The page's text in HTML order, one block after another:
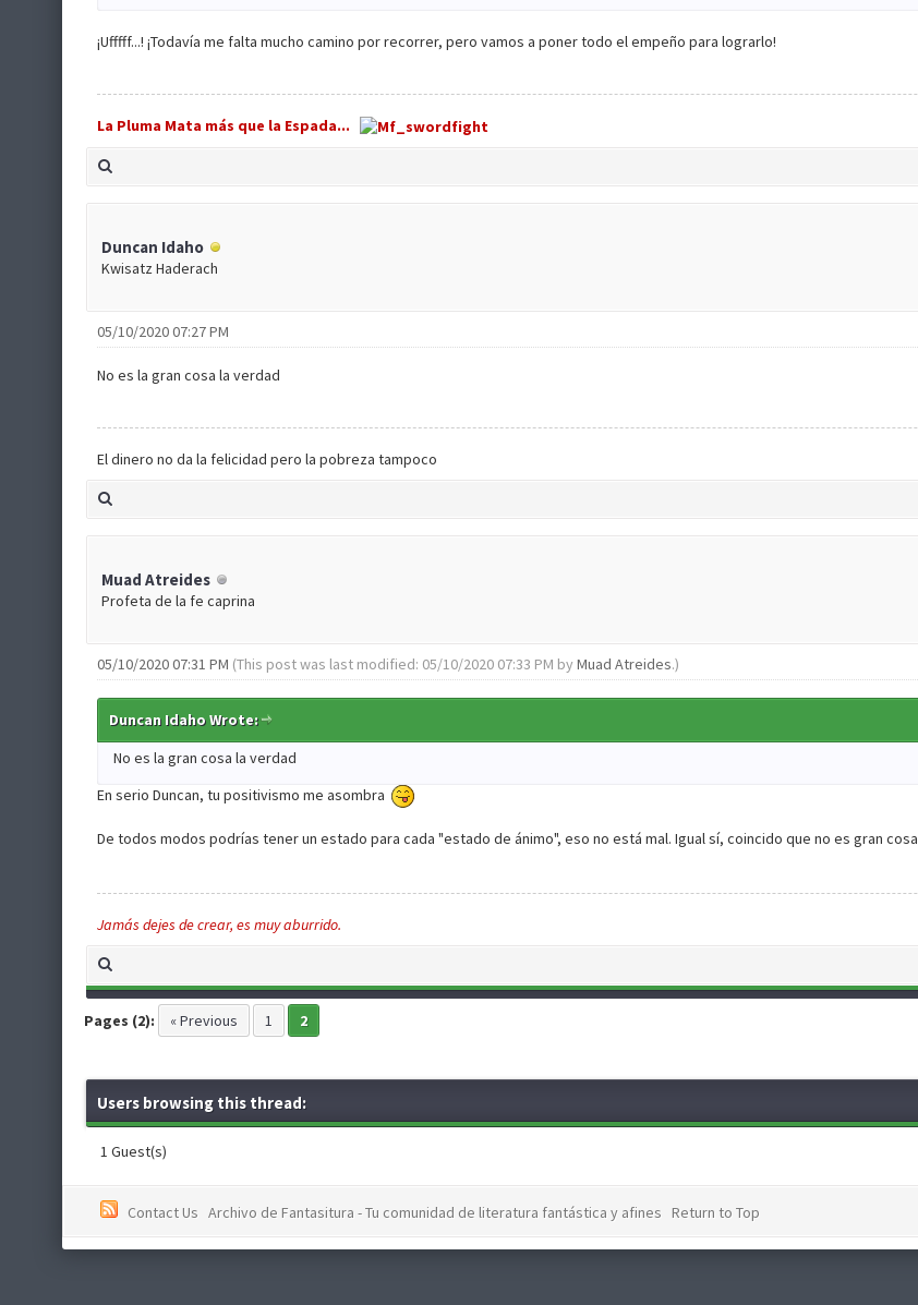
¡Ufffff...! ¡Todavía me falta mucho camino por recorrer, pero vamos a poner todo el empeño para lograrlo!
La Pluma Mata más que la Espada...
Duncan Idaho
Kwisatz Haderach
05/10/2020 07:27 PM
No es la gran cosa la verdad
El dinero no da la felicidad pero la pobreza tampoco
Muad Atreides
Profeta de la fe caprina
05/10/2020 07:31 PM (This post was last modified: 05/10/2020 07:33 PM by Muad Atreides.)
Duncan Idaho Wrote:
No es la gran cosa la verdad
En serio Duncan, tu positivismo me asombra
De todos modos podrías tener un estado para cada "estado de ánimo", eso no está mal. Igual sí, coincido que no es gran cosa
Jamás dejes de crear, es muy aburrido.
Pages (2): « Previous 1 2
Users browsing this thread:
1 Guest(s)
Contact Us Archivo de Fantasitura - Tu comunidad de literatura fantástica y afines Return to Top